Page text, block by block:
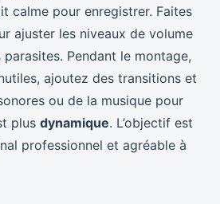
calme pour enregistrer. Faites
ajuster les niveaux de volume
Pendant le montage,
ajoutez des transitions et
ou de la musique pour
plus dynamique. L’objectif est
professionnel et agréable à